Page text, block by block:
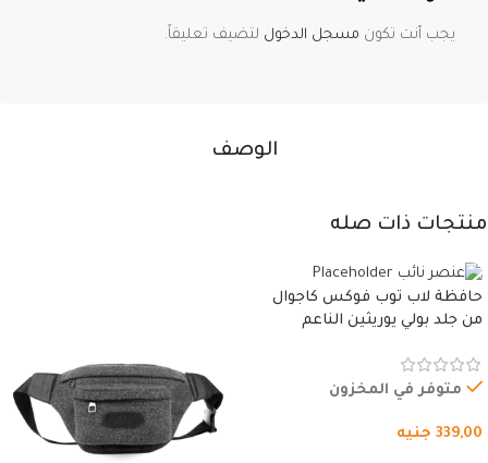
الوصف
يجب أنت تكون مسجل الدخول لتضيف تعليقاً.
منتجات ذات صله
حافظة لاب توب فوكس كاجوال
من جلد بولي يوريثين الناعم
وسوستة.
متوفر في المخزون
339,00 جنيه